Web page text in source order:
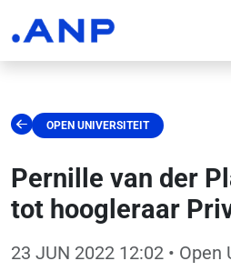
OPEN UNIVERSITEIT
Pernille van der
tot hoogleraar
23 JUN 2022 12:02 •